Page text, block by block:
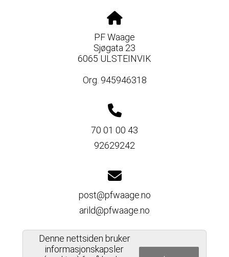
PF Waage
Sjøgata 23
6065 ULSTEINVIK
Org. 945946318
70 01 00 43
92629242
post@pfwaage.no
arild@pfwaage.no
Denne nettsiden bruker
informasjonskapsler